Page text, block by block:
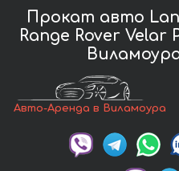
Прокат авто
Range Rover Velar
Авто-Аренда в Виламоура